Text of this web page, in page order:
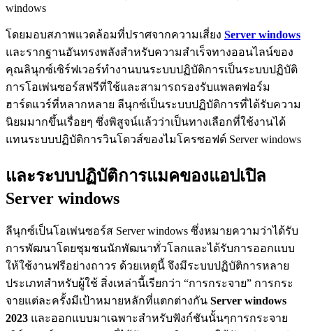
windows
โดยมอบสภาพแวดล้อมที่ปราศจากความเสี่ยง Server windows
และรากฐานอันทรงพลังสำหรับความสำเร็จทางออนไลน์ของ
คุณลินุกซ์เซิร์ฟเวอร์ทำงานบนระบบปฏิบัติการเป็นระบบปฏิบัติ
การโอเพ่นซอร์สฟรีที่ใช้และสามารถรองรับแพลตฟอร์ม
ฮาร์ดแวร์ที่หลากหลาย ลีนุกซ์เป็นระบบปฏิบัติการที่ได้รับความ
นิยมมากขึ้นเรื่อยๆ ซึ่งพิสูจน์แล้วว่าเป็นทางเลือกที่ใช้งานได้
แทนระบบปฏิบัติการวินโดวส์ของไมโครซอฟต์ Server windows
และระบบปฏิบัติการแมคของแอปเปิล
Server windows
ลีนุกซ์เป็นโอเพ่นซอร์ส Server windows ซึ่งหมายความว่าได้รับ
การพัฒนาโดยชุมชนนักพัฒนาทั่วโลกและได้รับการออกแบบ
ให้ใช้งานฟรีอย่างถาวร ด้วยเหตุนี้ จึงมีระบบปฏิบัติการหลาย
ประเภทสำหรับผู้ใช้ สิ่งเหล่านี้เรียกว่า “การกระจาย” การกระ
จายแต่ละครั้งมีเป้าหมายหลักที่แตกต่างกัน Server windows
2023 และออกแบบมาเฉพาะสำหรับฟังก์ชันนั้นๆการกระจาย